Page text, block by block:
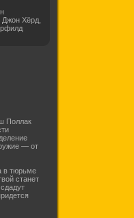
Хёрд,
Поллак
— от
в тюрьме
станет